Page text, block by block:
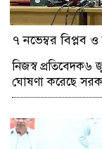
৭ নভেম্বর বিপ্লব
নিজস্ব প্রতিবেদক৬
ঘোষণা করেছে